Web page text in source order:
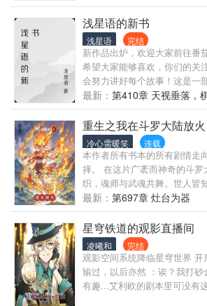
浅星语的新书
浅星语 完结
新作品出炉，欢迎大家前往番
希望大家能够喜欢，你们的关
会努力讲好每个故事！这是一
欢。
最新： 第410章 天视垂落，
重生之我在斗罗大陆放火
冷心需暖笑 连载
本作者所有书本的所有剧情走
择。 在这片广袤而神奇的斗
织，魂师与武魂共舞。世人皆
霸王龙的威严、七宝琉璃塔的
只的海神之光与罗刹邪力。然
代洪流中，一缕与众不同的火
照亮被阴影笼罩的命运。 他名
中一名怀揣梦想的普通精英。
获得变异火焰武魂的那一刻彻
焰，不仅带来了极致的高温，
灭”之意，这是祝福，亦是诅咒
最新： 第697章 灶台为器
星穹铁道的观影直播间
凌曦和 完结
观影空间系统降临星穹世界
输过，以后亦然 ：诶？我打砂
有趣...艾利欧的剧本里可没有